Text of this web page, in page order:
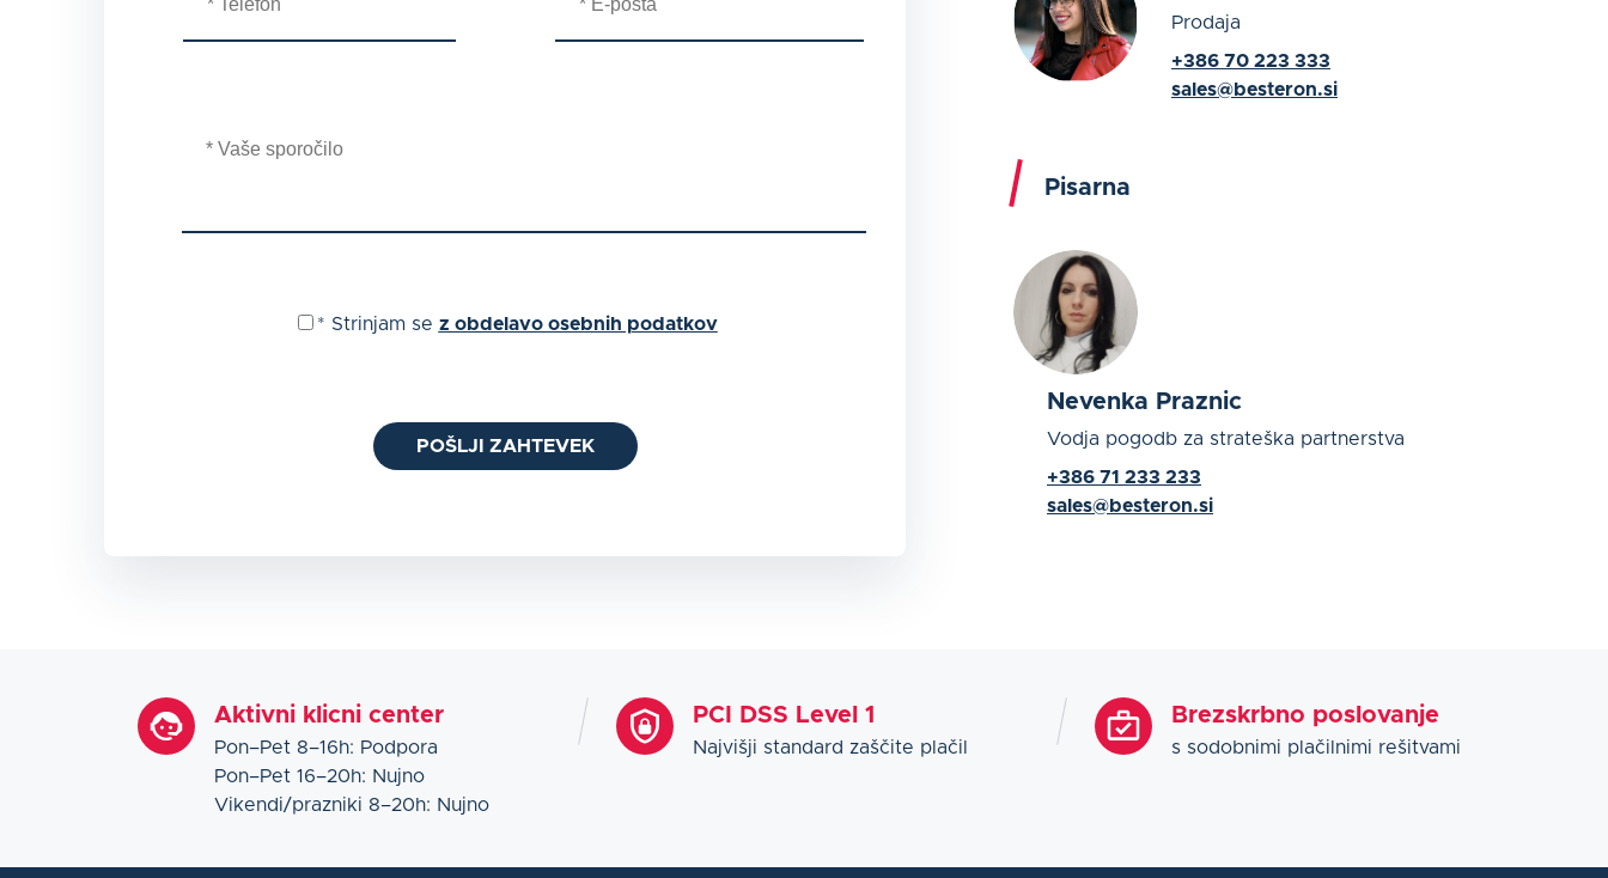
* Strinjam se z obdelavo osebnih podatkov
POŠLJI ZAHTEVEK
Prodaja
+386 70 223 333
sales@besteron.si
Pisarna
Nevenka Praznic
Vodja pogodb za strateška partnerstva
+386 71 233 233
sales@besteron.si
Aktivni klicni center
Pon–Pet 8–16h: Podpora
Pon–Pet 16–20h: Nujno
Vikendi/prazniki 8–20h: Nujno
PCI DSS Level 1
Najvišji standard zaščite plačil
Brezskrbno poslovanje
s sodobnimi plačilnimi rešitvami